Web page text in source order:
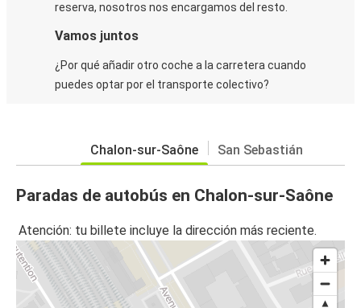
reserva, nosotros nos encargamos del resto.
Vamos juntos
¿Por qué añadir otro coche a la carretera cuando
puedes optar por el transporte colectivo?
Chalon-sur-Saône San Sebastián
Paradas de autobús en Chalon-sur-Saône
Atención: tu billete incluye la dirección más reciente.